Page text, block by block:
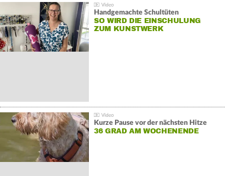
Handgemachte Schultüten
SO WIRD DIE EINSCHULUNG
ZUM KUNSTWERK
Kurze Pause vor der nächsten Hitze
36 GRAD AM WOCHENENDE